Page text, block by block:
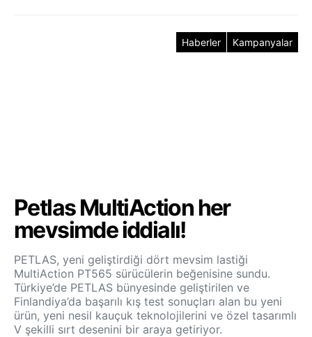
Haberler Kampanyalar
Petlas MultiAction her
mevsimde iddialı!
PETLAS, yeni geliştirdiği dört mevsim lastiği
MultiAction PT565 sürücülerin beğenisine sundu.
Türkiye’de PETLAS bünyesinde geliştirilen ve
Finlandiya’da başarılı kış test sonuçları alan bu yeni
ürün, yeni nesil kauçuk teknolojilerini ve özel tasarımlı
V şekilli sırt desenini bir araya getiriyor.